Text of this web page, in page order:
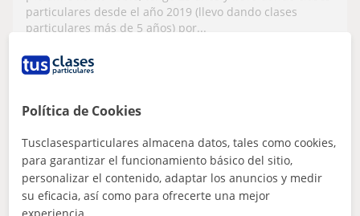
universidad
particulares desde el año 2019 (llevo dando clases
particulares más de 5 años) por...
10€/h 1ª clase gratis
Carla
Política de Cookies
Tusclasesparticulares almacena datos, tales como cookies,
para garantizar el funcionamiento básico del sitio,
personalizar el contenido, adaptar los anuncios y medir
su eficacia, así como para ofrecerte una mejor
experiencia.